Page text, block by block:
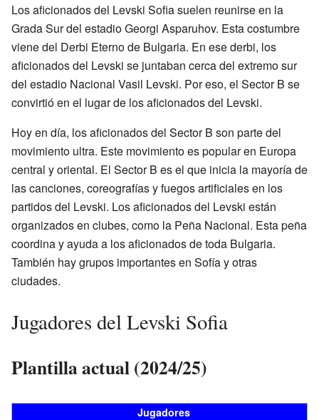
Los aficionados del Levski Sofia suelen reunirse en la
Grada Sur del estadio Georgi Asparuhov. Esta costumbre
viene del Derbi Eterno de Bulgaria. En ese derbi, los
aficionados del Levski se juntaban cerca del extremo sur
del estadio Nacional Vasil Levski. Por eso, el Sector B se
convirtió en el lugar de los aficionados del Levski.
Hoy en día, los aficionados del Sector B son parte del
movimiento ultra. Este movimiento es popular en Europa
central y oriental. El Sector B es el que inicia la mayoría de
las canciones, coreografías y fuegos artificiales en los
partidos del Levski. Los aficionados del Levski están
organizados en clubes, como la Peña Nacional. Esta peña
coordina y ayuda a los aficionados de toda Bulgaria.
También hay grupos importantes en Sofía y otras
ciudades.
Jugadores del Levski Sofia
Plantilla actual (2024/25)
Jugadores